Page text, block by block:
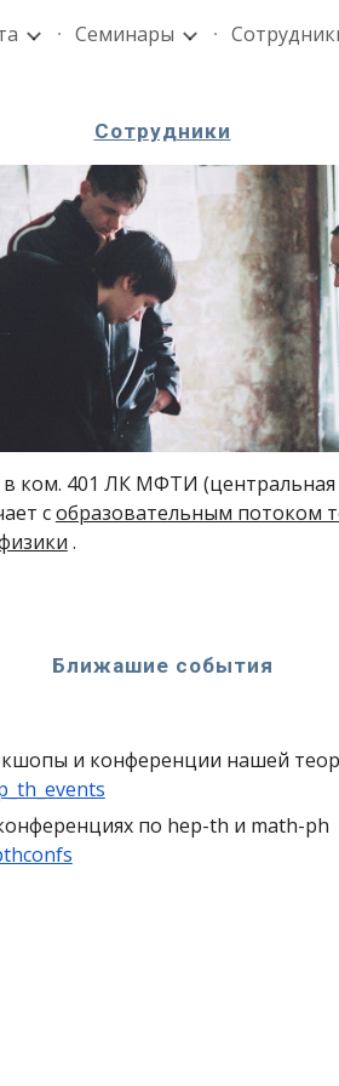
navigationСеминары
Сотрудники
ком. 401 ЛК МФТИ (центральная
собразовательным потоком
.
Ближашие события
и конференции нашей
по hep-th и math-ph